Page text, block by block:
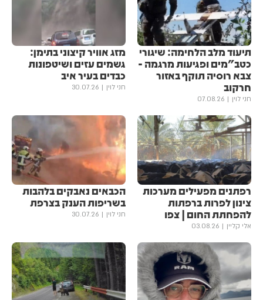
תיעוד מלב הלחימה: שיגורי
כטב"מים ופגיעות מרגמה -
צבא רוסיה תוקף באזור
חרקוב
חני לוין 07.08.26
מזג אוויר קיצוני בתימן:
גשמים עזים ושיטפונות
כבדים בעיר איב
חני לוין 30.07.26
רפתנים מפעילים מערכות
צינון לפרות ברפתות
להפחתת החום | צפו
אלי קליין 03.08.26
הכבאים נאבקים בלהבות
בשריפות הענק בצרפת
חני לוין 30.07.26